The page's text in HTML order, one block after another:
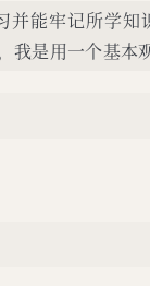
能牢记所学知
是用一个基本